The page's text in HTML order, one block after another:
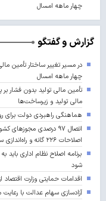
چهار ماهه امسال
گزارش و گفتگو
چهار ماهه امسال
مالی تولید و زیرساخت‌ها
هماهنگی راهبردی دولت برای
اصلاحات ۲۲۶ گانه و راه‌اندازی سامانه‌های هوشمند
برنامه اصلاح نظام اداری باید
شود
اقدامات حمایتی وزارت
آزادسازی سهام عدالت با رعایت